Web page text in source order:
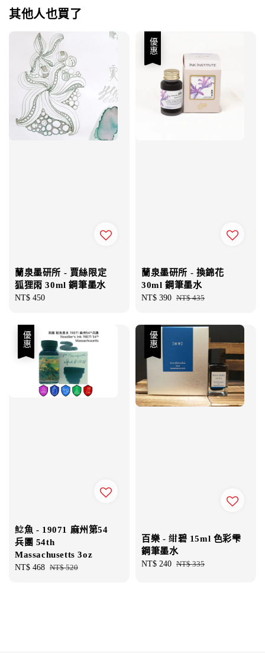
其他人也買了
蘭泉墨研所 - 賈絲限定
狐狸雨 30ml 鋼筆墨水
Regular
NT$ 450
優惠
蘭泉墨研所 - 換錦花
30ml 鋼筆墨水
Sale
NT$ 390 Regular
NT$ 435
優惠
鯰魚 - 19071 麻州第54
兵團 54th
Massachusetts 3oz
Sale
NT$ 468 Regular
NT$ 520
優惠
百樂 - 紺碧 15ml 色彩雫
鋼筆墨水
Sale
NT$ 240 Regular
NT$ 335